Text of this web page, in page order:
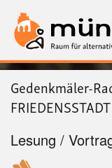
Gedenkmäler-
Lesung /